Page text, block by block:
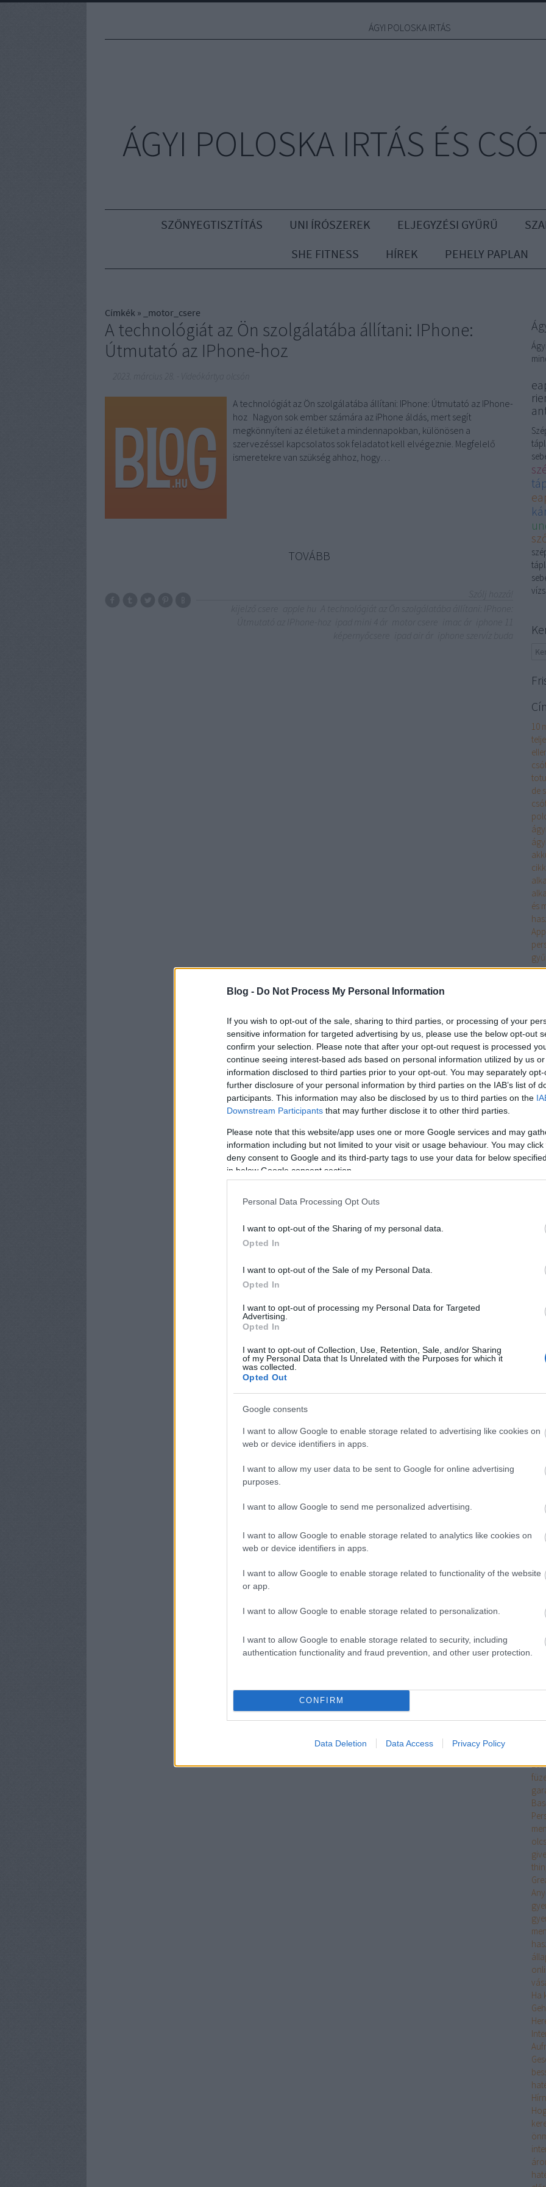
Blog - Do Not Process My Personal Information
If you wish to opt-out of the sale, sharing to third parties, or processing of your
sensitive information for targeted advertising by us, please use the below opt-out
confirm your selection. Please note that after your opt-out request is processed
continue seeing interest-based ads based on personal information utilized by us
information disclosed to third parties prior to your opt-out. You may separately
further disclosure of your personal information by third parties on the IAB’s list of
participants. This information may also be disclosed by us to third parties on the
Downstream Participants that may further disclose it to other third parties.
Please note that this website/app uses one or more Google services and may
information including but not limited to your visit or usage behaviour. You may
deny consent to Google and its third-party tags to use your data for below
in below Google consent section.
Personal Data Processing Opt Outs
I want to opt-out of the Sharing of my personal data.
Opted In
I want to opt-out of the Sale of my Personal Data.
Opted In
I want to opt-out of processing my Personal Data for Targeted
Advertising.
Opted In
I want to opt-out of Collection, Use, Retention, Sale, and/or Sharing
of my Personal Data that Is Unrelated with the Purposes for which it
was collected.
Opted Out
Google consents
I want to allow Google to enable storage related to advertising like cookies on
web or device identifiers in apps.
I want to allow my user data to be sent to Google for online advertising
purposes.
I want to allow Google to send me personalized advertising.
I want to allow Google to enable storage related to analytics like cookies on
web or device identifiers in apps.
I want to allow Google to enable storage related to functionality of the website
or app.
I want to allow Google to enable storage related to personalization.
I want to allow Google to enable storage related to security, including
authentication functionality and fraud prevention, and other user protection.
CONFIRM
Data Deletion Data Access Privacy Policy
ÁGYI POLOSKA IRTÁS
ÁGYI POLOSKA IRTÁS ÉS
SZŐNYEGTISZTÍTÁS UNI ÍRÓSZEREK ELJEGYZÉSI GYŰRŰ
SHE FITNESS
HÍREK PEHELY PAPLAN
Címkék » _motor_csere
A technológiát az Ön szolgálatába állítani: IPhone:
Útmutató az IPhone-hoz
A technológiát az Ön szolgálatába állítani: IPhone: Útmutató az IPhone-
hoz Nagyon sok ember számára az iPhone áldás, mert segít
megkönnyíteni az életüket a mindennapokban, különösen a
szervezéssel kapcsolatos sok feladatot kell elvégeznie. Megfelelő
ismeretekre van szükség ahhoz, hogy…
TOVÁBB
10
de
és
Ha